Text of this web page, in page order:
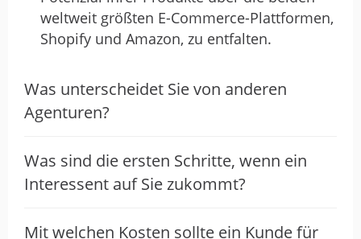
Fast, proffessional, 100% effective and
worth it.
Eine seriöse und zuverlässige
von Antonio Vivenzio · 3. Februar 2023
haben kompetente Mitarbeiter, die bereit
weltweit größten E-Commerce-Plattformen,
Shopify und Amazon, zu entfalten.
Was unterscheidet Sie von anderen
Agenturen?
Was sind die ersten Schritte, wenn ein
Interessent auf Sie zukommt?
Mit welchen Kosten sollte ein Kunde für